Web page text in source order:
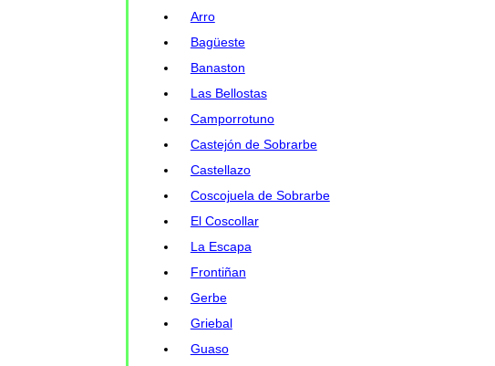
Arro
Bagüeste
Banaston
Las Bellostas
Camporrotuno
Castejón de Sobrarbe
Castellazo
Coscojuela de Sobrarbe
El Coscollar
La Escapa
Frontiñan
Gerbe
Griebal
Guaso